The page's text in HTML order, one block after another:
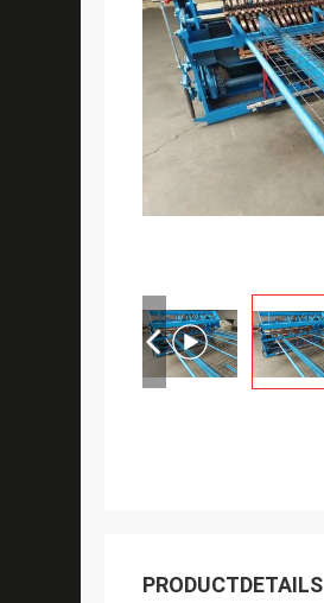
PRODUCTDETAILS